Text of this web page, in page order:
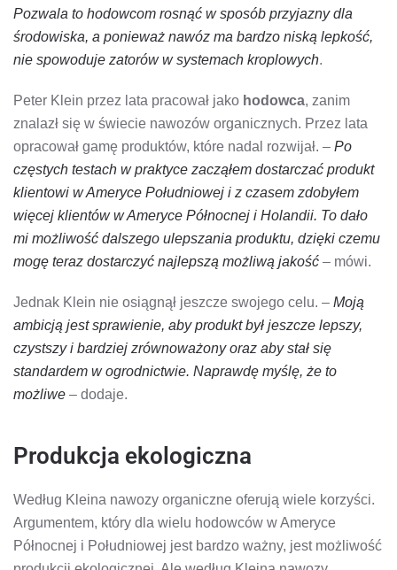
Pozwala to hodowcom rosnąć w sposób przyjazny dla
środowiska, a ponieważ nawóz ma bardzo niską lepkość,
nie spowoduje zatorów w systemach kroplowych.
Peter Klein przez lata pracował jako hodowca, zanim
znalazł się w świecie nawozów organicznych. Przez lata
opracował gamę produktów, które nadal rozwijał. – Po
częstych testach w praktyce zacząłem dostarczać produkt
klientowi w Ameryce Południowej i z czasem zdobyłem
więcej klientów w Ameryce Północnej i Holandii. To dało
mi możliwość dalszego ulepszania produktu, dzięki czemu
mogę teraz dostarczyć najlepszą możliwą jakość – mówi.
Jednak Klein nie osiągnął jeszcze swojego celu. – Moją
ambicją jest sprawienie, aby produkt był jeszcze lepszy,
czystszy i bardziej zrównoważony oraz aby stał się
standardem w ogrodnictwie. Naprawdę myślę, że to
możliwe – dodaje.
Produkcja ekologiczna
Według Kleina nawozy organiczne oferują wiele korzyści.
Argumentem, który dla wielu hodowców w Ameryce
Północnej i Południowej jest bardzo ważny, jest możliwość